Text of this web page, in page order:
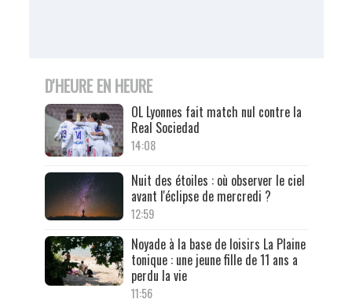
D'HEURE EN HEURE
OL Lyonnes fait match nul contre la
Real Sociedad
14:08
Nuit des étoiles : où observer le ciel
avant l'éclipse de mercredi ?
12:59
Noyade à la base de loisirs La Plaine
tonique : une jeune fille de 11 ans a
perdu la vie
11:56